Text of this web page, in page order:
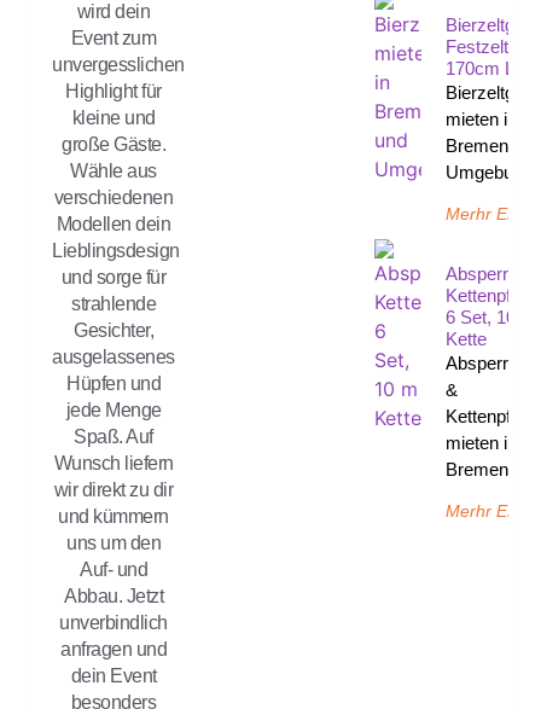
wird dein
Event zum
unvergesslichen
Highlight für
kleine und
große Gäste.
Wähle aus
verschiedenen
Modellen dein
Lieblingsdesign
und sorge für
strahlende
Gesichter,
ausgelassenes
Hüpfen und
jede Menge
Spaß. Auf
Wunsch liefern
wir direkt zu dir
und kümmern
uns um den
Auf- und
Abbau. Jetzt
unverbindlich
anfragen und
dein Event
besonders
170cm
mieten in
Bremen und
Umgebung
Merhr
6 Set, 10 M
Kette
&
mieten in
Bremen und
Merhr